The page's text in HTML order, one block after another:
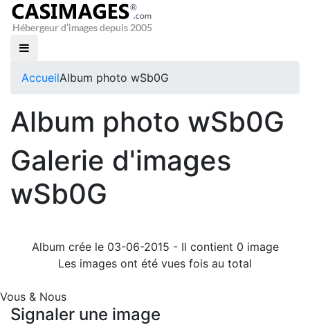
AccueilAlbum photo wSb0G
Album photo wSb0G
Galerie d'images
wSb0G
Album crée le 03-06-2015 - Il contient 0 image
Les images ont été vues fois au total
Vous & Nous
Signaler une image